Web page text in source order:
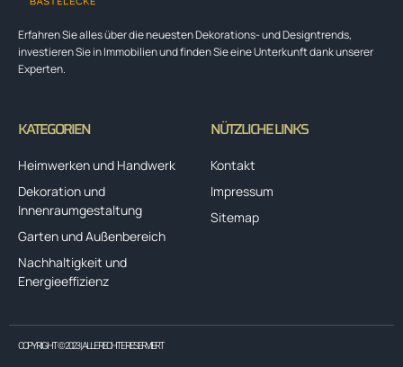
Erfahren Sie alles über die neuesten Dekorations- und Designtrends,
investieren Sie in Immobilien und finden Sie eine Unterkunft dank unserer
Experten.
KATEGORIEN
Heimwerken und Handwerk
Dekoration und
Innenraumgestaltung
Garten und Außenbereich
Nachhaltigkeit und
Energieeffizienz
NÜTZLICHE LINKS
Kontakt
Impressum
Sitemap
COPYRIGHT © 2023 | ALLE RECHTE RESERVIERT